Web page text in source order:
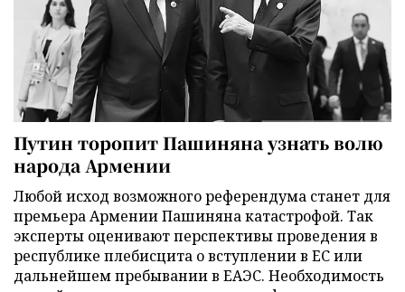
Путин торопит Пашиняна узнать волю
народа Армении
Любой исход возможного референдума станет для
премьера Армении Пашиняна катастрофой. Так
эксперты оценивают перспективы проведения в
республике плебисцита о вступлении в ЕС или
дальнейшем пребывании в ЕАЭС. Необходимость